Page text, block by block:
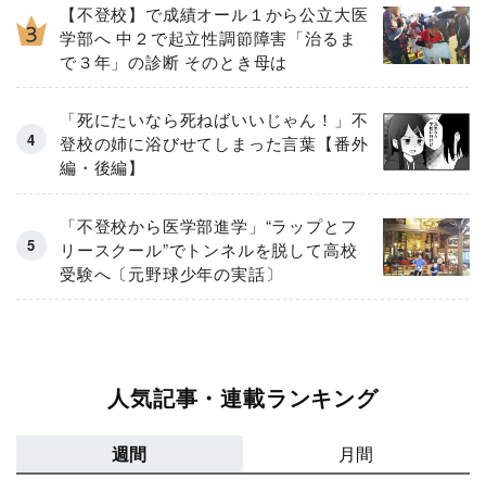
【不登校】で成績オール１から公立大医
学部へ 中２で起立性調節障害「治るま
で３年」の診断 そのとき母は
「死にたいなら死ねばいいじゃん！」不
登校の姉に浴びせてしまった言葉【番外
編・後編】
「不登校から医学部進学」“ラップとフ
リースクール”でトンネルを脱して高校
受験へ〔元野球少年の実話〕
人気記事・連載ランキング
週間 月間